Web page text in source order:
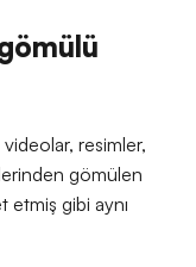
resimler,
gömülen
etmiş gibi aynı